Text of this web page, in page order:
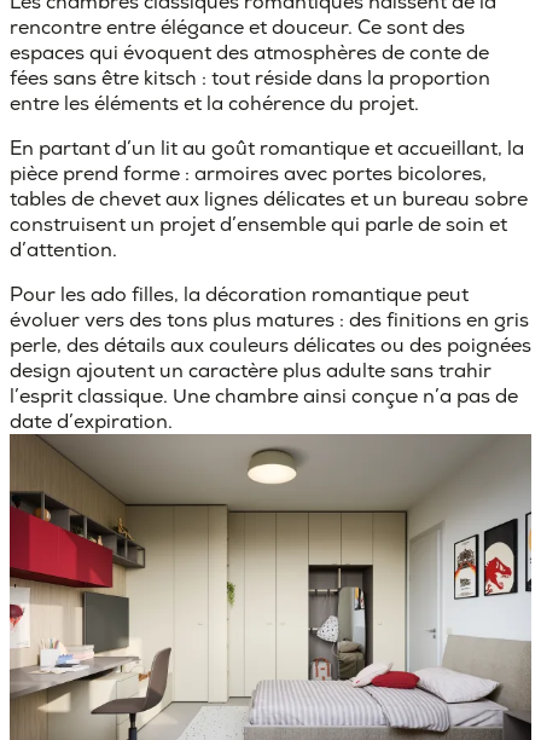
rencontre entre élégance et douceur. Ce sont des
espaces qui évoquent des atmosphères de conte de
fées sans être kitsch : tout réside dans la proportion
entre les éléments et la cohérence du projet.
En partant d’un lit au goût romantique et accueillant, la
pièce prend forme : armoires avec portes bicolores,
tables de chevet aux lignes délicates et un bureau sobre
construisent un projet d’ensemble qui parle de soin et
d’attention.
Pour les ado filles, la décoration romantique peut
évoluer vers des tons plus matures : des finitions en gris
perle, des détails aux couleurs délicates ou des poignées
design ajoutent un caractère plus adulte sans trahir
l’esprit classique. Une chambre ainsi conçue n’a pas de
date d’expiration.